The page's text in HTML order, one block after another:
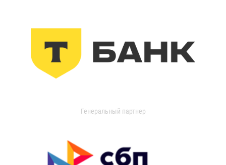
Генеральный партнер